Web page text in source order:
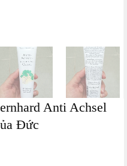
Anti Achsel
Đức